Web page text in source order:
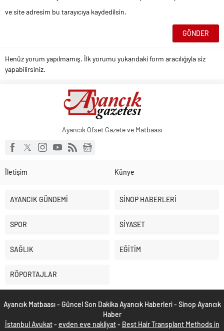
ve site adresim bu tarayıcıya kaydedilsin.
Henüz yorum yapılmamış. İlk yorumu yukarıdaki form aracılığıyla siz
yapabilirsiniz.
Ayancık Ofset Gazete ve Matbaası
İletişim Künye
AYANCIK GÜNDEMİ SİNOP HABERLERİ
SPOR SİYASET
SAĞLIK EĞİTİM
RÖPORTAJLAR
Ayancık Matbaası - Güncel Son Dakika Ayancık Haberleri - Sinop Ayancık
Haber
İstanbul Avukat- evden eve nakliyat- Best Hair Transplant Methods in